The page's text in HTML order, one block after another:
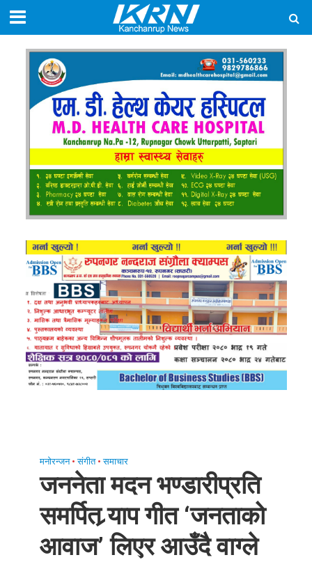
मनोरन्जन • संगीत • समाचार
जननेता मदन भण्डारीप्रति
समर्पित र्‍याप गीत ‘जनताको
आवाज’ लिएर आउँदै वाग्ले